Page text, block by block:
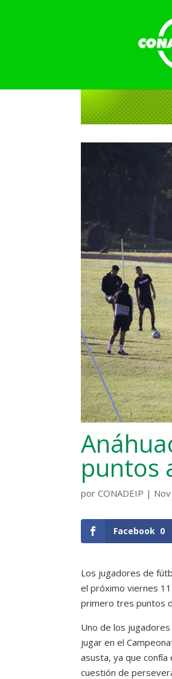
puntos
porCONADEIP |
Facebook 0
Los jugadores de
el próximo viernes
primero tres puntos
Uno de los
jugar en el
asusta, ya que
cuestión de